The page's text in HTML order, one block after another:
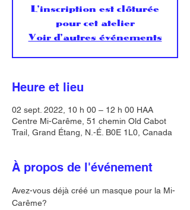
L'inscription est clôturée
pour cet atelier
Voir d'autres événements
Heure et lieu
02 sept. 2022, 10 h 00 – 12 h 00 HAA
Centre Mi-Carême, 51 chemin Old Cabot
Trail, Grand Étang, N.-É. B0E 1L0, Canada
À propos de l'événement
Avez-vous déjà créé un masque pour la Mi-
Carême?